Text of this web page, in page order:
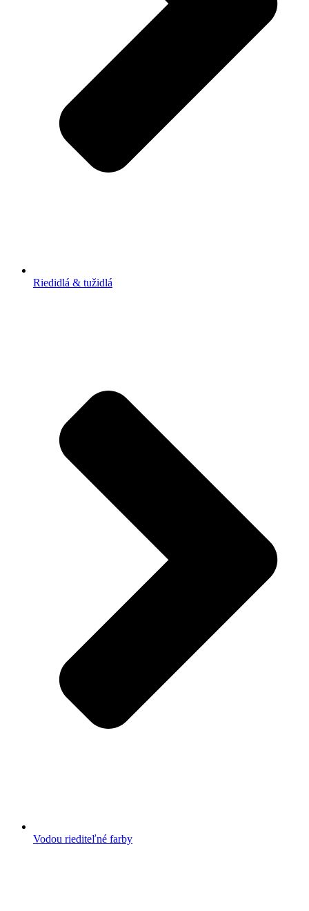
Riedidlá & tužidlá
Vodou riediteľné farby